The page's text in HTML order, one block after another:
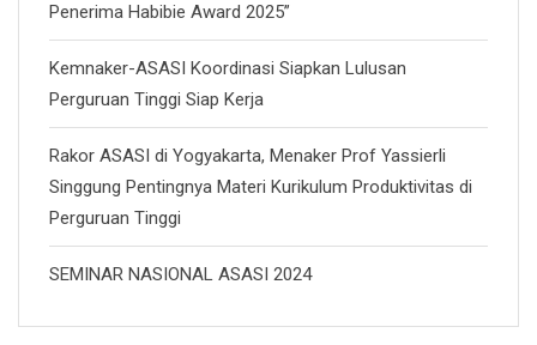
Penerima Habibie Award 2025”
Kemnaker-ASASI Koordinasi Siapkan Lulusan
Perguruan Tinggi Siap Kerja
Rakor ASASI di Yogyakarta, Menaker Prof Yassierli
Singgung Pentingnya Materi Kurikulum Produktivitas di
Perguruan Tinggi
SEMINAR NASIONAL ASASI 2024